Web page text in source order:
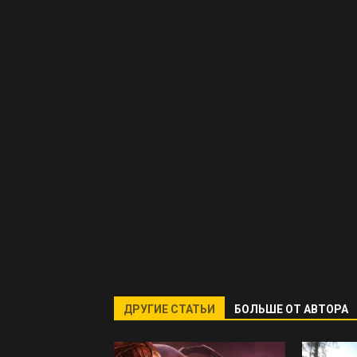
ДРУГИЕ СТАТЬИ БОЛЬШЕ ОТ АВТОРА